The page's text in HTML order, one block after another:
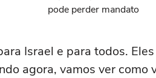
pode perder mandato
Israel e para todos.
agora, vamos ver